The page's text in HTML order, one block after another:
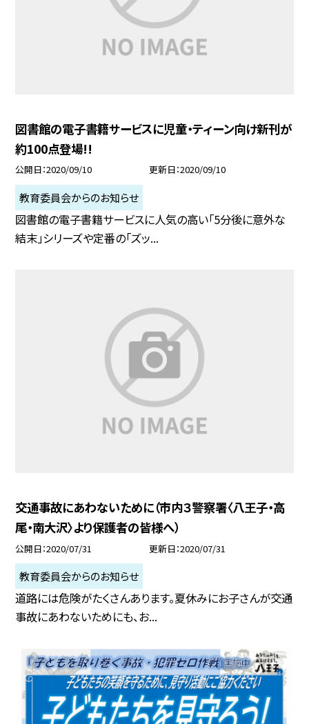
図書館の電子書籍サービスに児童・ティーン向け新刊が
約100点登場!!
公開日 2020/09/10 更新日 2020/09/10
教育委員会からのお知らせ
図書館の電子書籍サービスに人気の高い「5分後に意外な
結末」シリーズや定番の「ズッ...
交通事故にあわないために（市内３警察署〈八王子・高
尾・南大沢〉より保護者の皆様へ）
公開日 2020/07/31 更新日 2020/07/31
教育委員会からのお知らせ
道路には危険がたくさんあります。夏休みにお子さんが交通
事故にあわないためにも、お...